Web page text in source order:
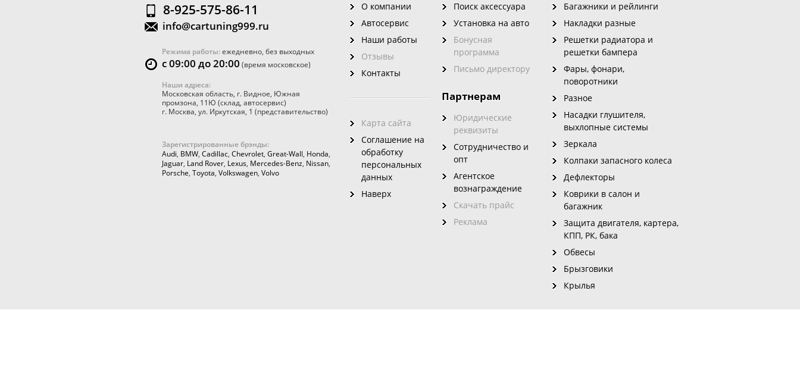
8-925-575-86-11
info@cartuning999.ru
Режима работы:ежедневно, без выходных
с 09:00 до 20:00 (время московское)
Наши адреса:
Московская область, г. Видное, Южная
промзона, 11Ю (склад, автосервис)
г. Москва, ул. Иркутская, 1 (представительство)
Зарегистрированные брэнды:
Audi, BMW, Cadillac, Chevrolet, Great-Wall, Honda,
Jaguar, Land Rover, Lexus, Mercedes-Benz, Nissan,
Porsche, Toyota, Volkswagen, Volvo
Багажники и рейлинги
Накладки разные
Решетки радиатора и
решетки бампера
Фары, фонари,
поворотники
Разное
Насадки глушителя,
выхлопные системы
Зеркала
Колпаки запасного колеса
Дефлекторы
Коврики в салон и
багажник
Защита двигателя, картера,
КПП, РК, бака
Обвесы
Брызговики
Крылья
О компании
Автосервис
Наши работы
Отзывы
Контакты
Карта сайта
Соглашение на
обработку
персональных
данных
Наверх
Поиск аксессуара
Установка на авто
Бонусная
программа
Письмо директору
Партнерам
Юридические
реквизиты
Сотрудничество и
опт
Агентское
вознаграждение
Скачать прайс
Реклама